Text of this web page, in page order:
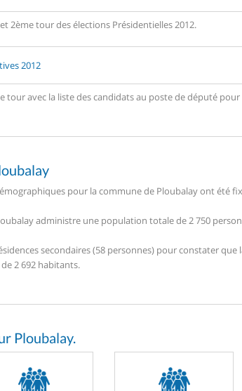
2ème tour des élections Présidentielles 2012.
2012
tour avec la liste des candidats au poste de député
pour la commune de Ploubalay ont été
administre une population totale de 2 750
secondaires (58 personnes) pour constater
2 692 habitants.
Ploubalay.